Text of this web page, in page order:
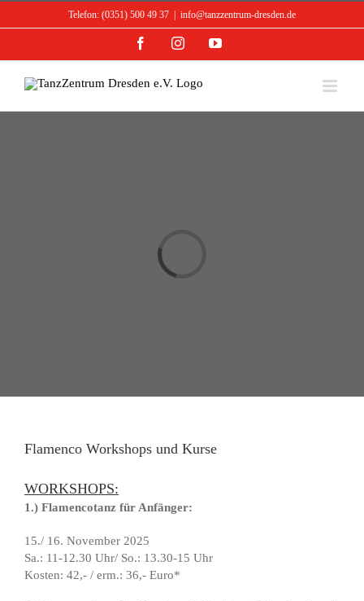
Telefon: (0351) 500 49 37 info@tanzzentrum-dresden.de
FacebookInstagramYouTube
Flamenco Workshops und Kurse
WORKSHOPS:
1.) Flamencotanz für Anfänger:
15./ 16. November 2025
Sa.: 11-12.30 Uhr/ So.: 13.30-15 Uhr
Kosten: 42,- / erm.: 36,- Euro*